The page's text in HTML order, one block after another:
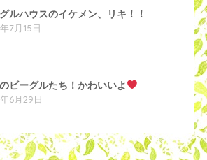
ルハウスのイケメン、リキ！！
7月15日
ビーグルたち！かわいいよ
6月29日